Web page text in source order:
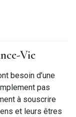
Vie
besoin d’une
pas
à souscrire
et leurs êtres